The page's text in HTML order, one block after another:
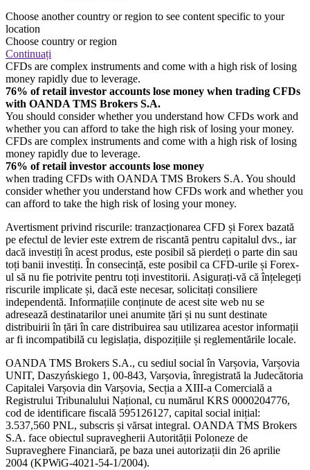
Choose another country or region to see content specific to your
location
Choose country or region
Continuați
CFDs are complex instruments and come with a high risk of losing
money rapidly due to leverage.
76% of retail investor accounts lose money when trading CFDs
with OANDA TMS Brokers S.A.
You should consider whether you understand how CFDs work and
whether you can afford to take the high risk of losing your money.
CFDs are complex instruments and come with a high risk of losing
money rapidly due to leverage.
76% of retail investor accounts lose money
when trading CFDs with OANDA TMS Brokers S.A. You should
consider whether you understand how CFDs work and whether you
can afford to take the high risk of losing your money.
Avertisment privind riscurile: tranzacționarea CFD și Forex bazată
pe efectul de levier este extrem de riscantă pentru capitalul dvs., iar
dacă investiți în acest produs, este posibil să pierdeți o parte din sau
toți banii investiți. În consecință, este posibil ca CFD-urile și Forex-
ul să nu fie potrivite pentru toți investitorii. Asigurați-vă că înțelegeți
riscurile implicate și, dacă este necesar, solicitați consiliere
independentă. Informațiile conținute de acest site web nu se
adresează destinatarilor unei anumite țări și nu sunt destinate
distribuirii în țări în care distribuirea sau utilizarea acestor informații
ar fi incompatibilă cu legislația, dispozițiile și reglementările locale.
OANDA TMS Brokers S.A., cu sediul social în Varșovia, Varșovia
UNIT, Daszyńskiego 1, 00-843, Varșovia, înregistrată la Judecătoria
Capitalei Varșovia din Varșovia, Secția a XIII-a Comercială a
Registrului Tribunalului Național, cu numărul KRS 0000204776,
cod de identificare fiscală 595126127, capital social inițial:
3.537,560 PNL, subscris și vărsat integral. OANDA TMS Brokers
S.A. face obiectul supravegherii Autorității Poloneze de
Supraveghere Financiară, pe baza unei autorizații din 26 aprilie
2004 (KPWiG-4021-54-1/2004).